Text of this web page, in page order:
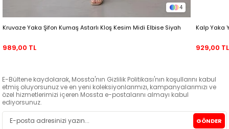
4
Kruvaze Yaka Şifon Kumaş Astarlı Kloş Kesim Midi Elbise Siyah
989,00 TL
Kalp Yaka
929,00 TL
E-Bültene kaydolarak, Mossta'nın Gizlilik Politikası'nın koşullarını kabul
etmiş oluyorsunuz ve en yeni koleksiyonlarımızı, kampanyalarımızı ve
özel hizmetlerimizi içeren Mossta e-postalarını almayı kabul
ediyorsunuz.
GÖNDER